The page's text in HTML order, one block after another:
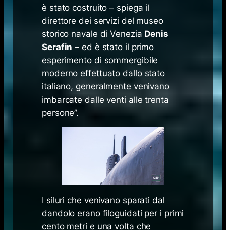
è stato costruito – spiega il
direttore dei servizi del museo
storico navale di Venezia Denis
Serafin – ed è stato il primo
esperimento di sommergibile
moderno effettuato dallo stato
italiano, generalmente venivano
imbarcate dalle venti alle trenta
persone”.
I siluri che venivano sparati dal
dandolo erano filoguidati per i primi
cento metri e una volta che